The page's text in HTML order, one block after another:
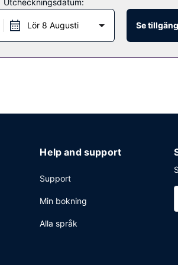
och varuautomat. Avgiftsfri
Utcheckningsdatum:
Lör 8 Augusti Se
Help and support
Support
Min bokning
Alla språk